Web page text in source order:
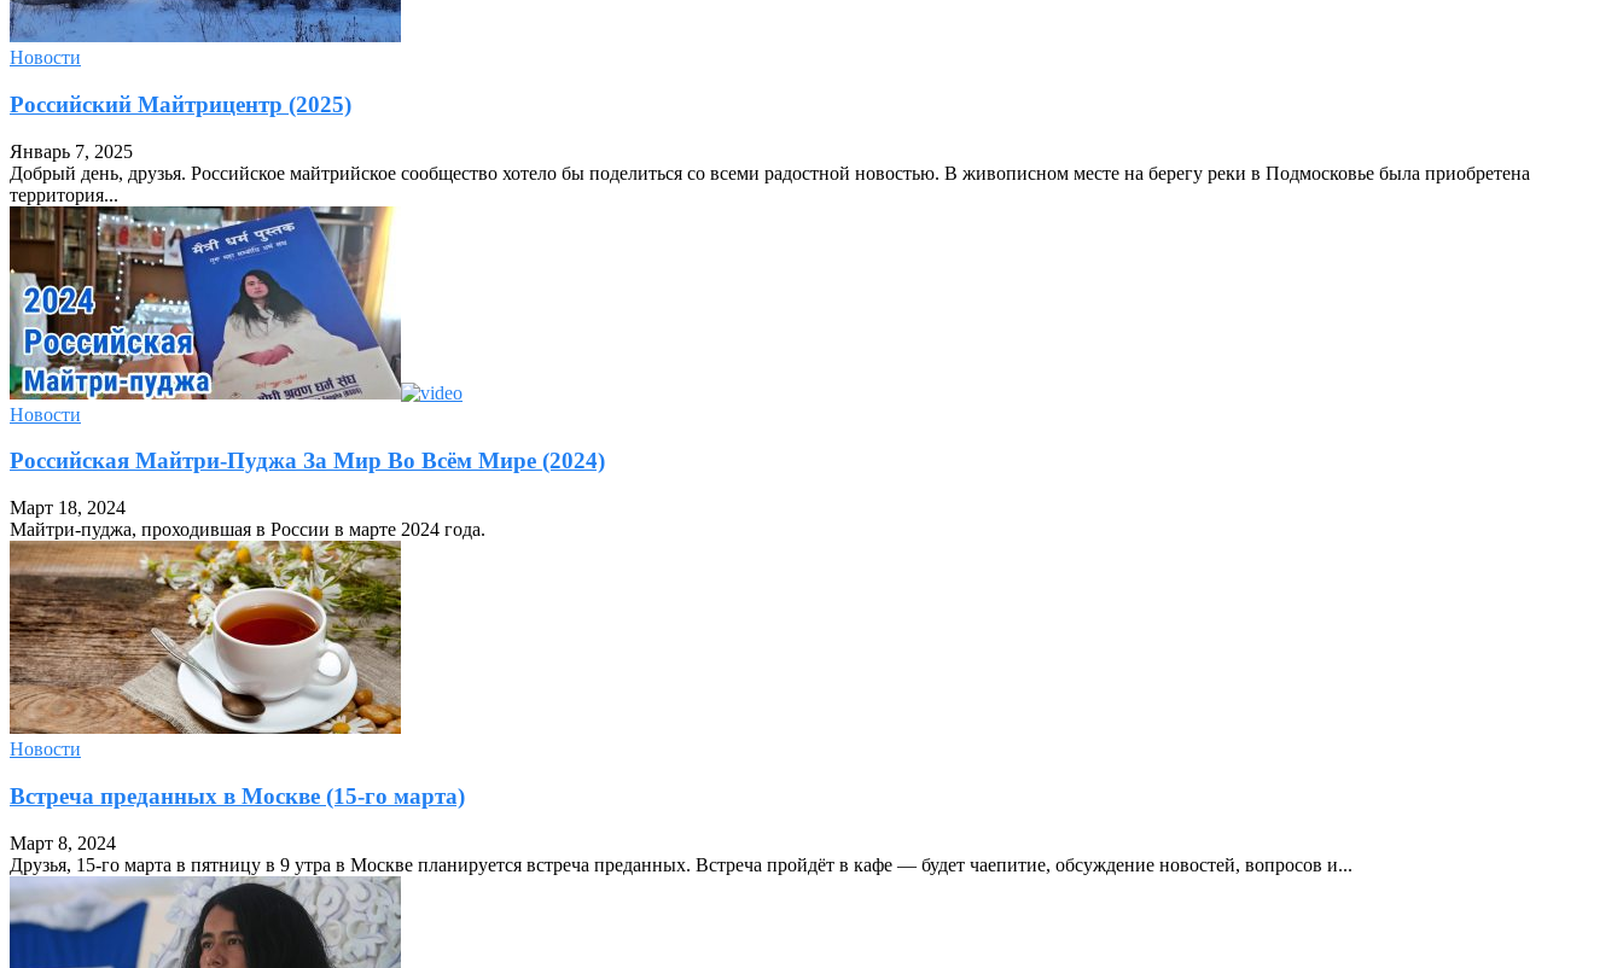
Новости
Российский Майтрицентр (2025)
Январь 7, 2025
Добрый день, друзья. Российское майтрийское сообщество хотело бы поделиться со всеми радостной новостью. В живописном месте на берегу реки в Подмосковье была приобретена
территория...
Новости
Российская Майтри-Пуджа За Мир Во Всём Мире (2024)
Март 18, 2024
Майтри-пуджа, проходившая в России в марте 2024 года.
Новости
Встреча преданных в Москве (15-го марта)
Март 8, 2024
Друзья, 15-го марта в пятницу в 9 утра в Москве планируется встреча преданных. Встреча пройдёт в кафе — будет чаепитие, обсуждение новостей, вопросов и...